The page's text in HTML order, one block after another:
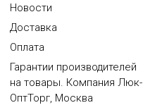
Новости
Доставка
Оплата
Гарантии производителей
на товары. Компания Люк-
ОптТорг, Москва